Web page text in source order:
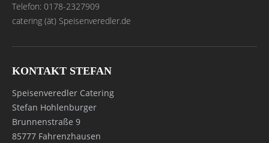
Telefon: 0178-2327909
catering (ät) Speisenveredler.de
KONTAKT STEFAN
Speisenveredler Catering
Stefan Hohlenburger
Brunnenstraße 9
85777 Fahrenzhausen